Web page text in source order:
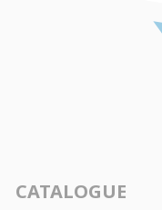
CATALOGUE